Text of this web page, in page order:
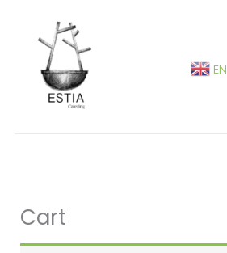
innholdet
EN
Cart